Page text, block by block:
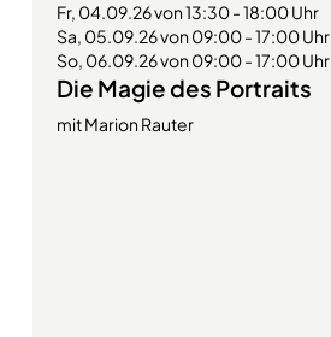
Fr, 04.09.26 von 13:30 - 18:00 Uhr
Sa, 05.09.26 von 09:00 - 17:00 Uhr
So, 06.09.26 von 09:00 - 17:00 Uhr
Die Magie des Portraits
mit Marion Rauter